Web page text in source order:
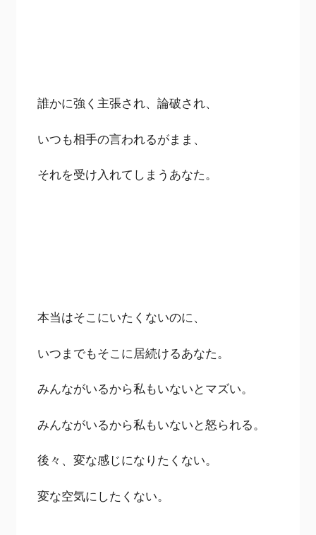
誰かに強く主張され、論破され、
いつも相手の言われるがまま、
それを受け入れてしまうあなた。
本当はそこにいたくないのに、
いつまでもそこに居続けるあなた。
みんながいるから私もいないとマズい。
みんながいるから私もいないと怒られる。
後々、変な感じになりたくない。
変な空気にしたくない。